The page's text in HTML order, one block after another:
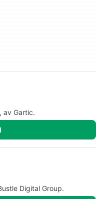
av Gartic.
Digital Group.